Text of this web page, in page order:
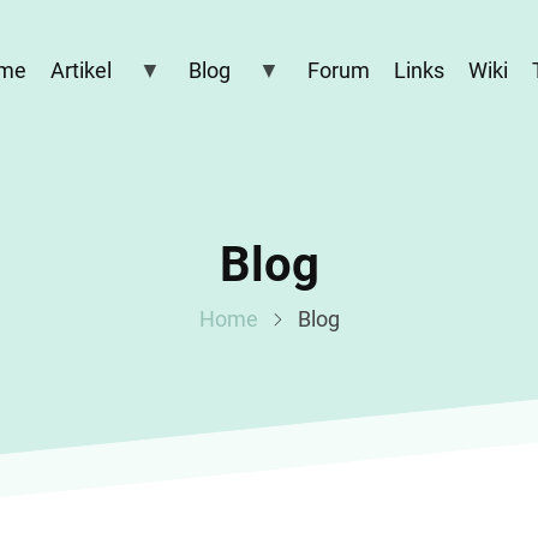
Artikel Blog Forum Links Wiki
Blog
Home Blog